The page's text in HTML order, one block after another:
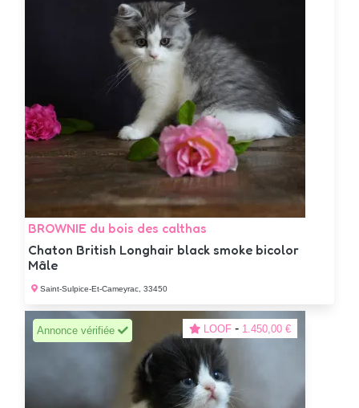
BROWNIE du bois des calthas
Chaton British Longhair black smoke bicolor
Mâle
Saint-Sulpice-Et-Cameyrac, 33450
Annonce vérifiée LOOF - 1.450,00 €